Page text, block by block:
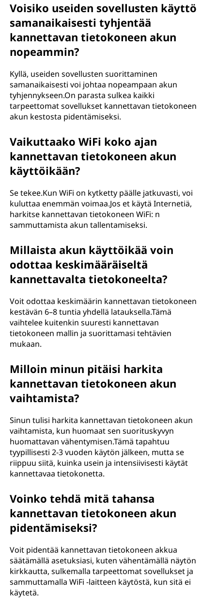
Voisiko useiden sovellusten käyttö
samanaikaisesti tyhjentää
kannettavan tietokoneen akun
nopeammin?
Kyllä, useiden sovellusten suorittaminen
samanaikaisesti voi johtaa nopeampaan akun
tyhjennykseen.On parasta sulkea kaikki
tarpeettomat sovellukset kannettavan tietokoneen
akun kestosta pidentämiseksi.
Vaikuttaako WiFi koko ajan
kannettavan tietokoneen akun
käyttöikään?
Se tekee.Kun WiFi on kytketty päälle jatkuvasti, voi
kuluttaa enemmän voimaa.Jos et käytä Internetiä,
harkitse kannettavan tietokoneen WiFi: n
sammuttamista akun tallentamiseksi.
Millaista akun käyttöikää voin
odottaa keskimääräiseltä
kannettavalta tietokoneelta?
Voit odottaa keskimäärin kannettavan tietokoneen
kestävän 6–8 tuntia yhdellä latauksella.Tämä
vaihtelee kuitenkin suuresti kannettavan
tietokoneen mallin ja suorittamasi tehtävien
mukaan.
Milloin minun pitäisi harkita
kannettavan tietokoneen akun
vaihtamista?
Sinun tulisi harkita kannettavan tietokoneen akun
vaihtamista, kun huomaat sen suorituskyvyn
huomattavan vähentymisen.Tämä tapahtuu
tyypillisesti 2-3 vuoden käytön jälkeen, mutta se
riippuu siitä, kuinka usein ja intensiivisesti käytät
kannettavaa tietokonetta.
Voinko tehdä mitä tahansa
kannettavan tietokoneen akun
pidentämiseksi?
Voit pidentää kannettavan tietokoneen akkua
säätämällä asetuksiasi, kuten vähentämällä näytön
kirkkautta, sulkemalla tarpeettomat sovellukset ja
sammuttamalla WiFi -laitteen käytöstä, kun sitä ei
käytetä.